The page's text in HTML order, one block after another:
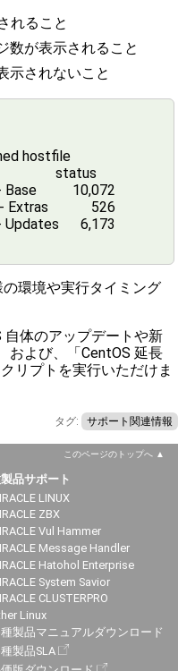
れること
数が表示されること
示されないこと
hostfile
status
Base 10,072
- Extras 526
Updates 6,173
環境や実行タイミング
体のアップデートや新
および、「CentOS 延長
リプトを実行いただけま
タグ: サポート関連情報
このページのトップへ
品サポート
LINUX
ZBX
Vul Hammer
Message Handler
Hatohol Enterprise
System Savior
CLUSTERPRO
Linux
製品マニュアルダウンロード
製品SLA